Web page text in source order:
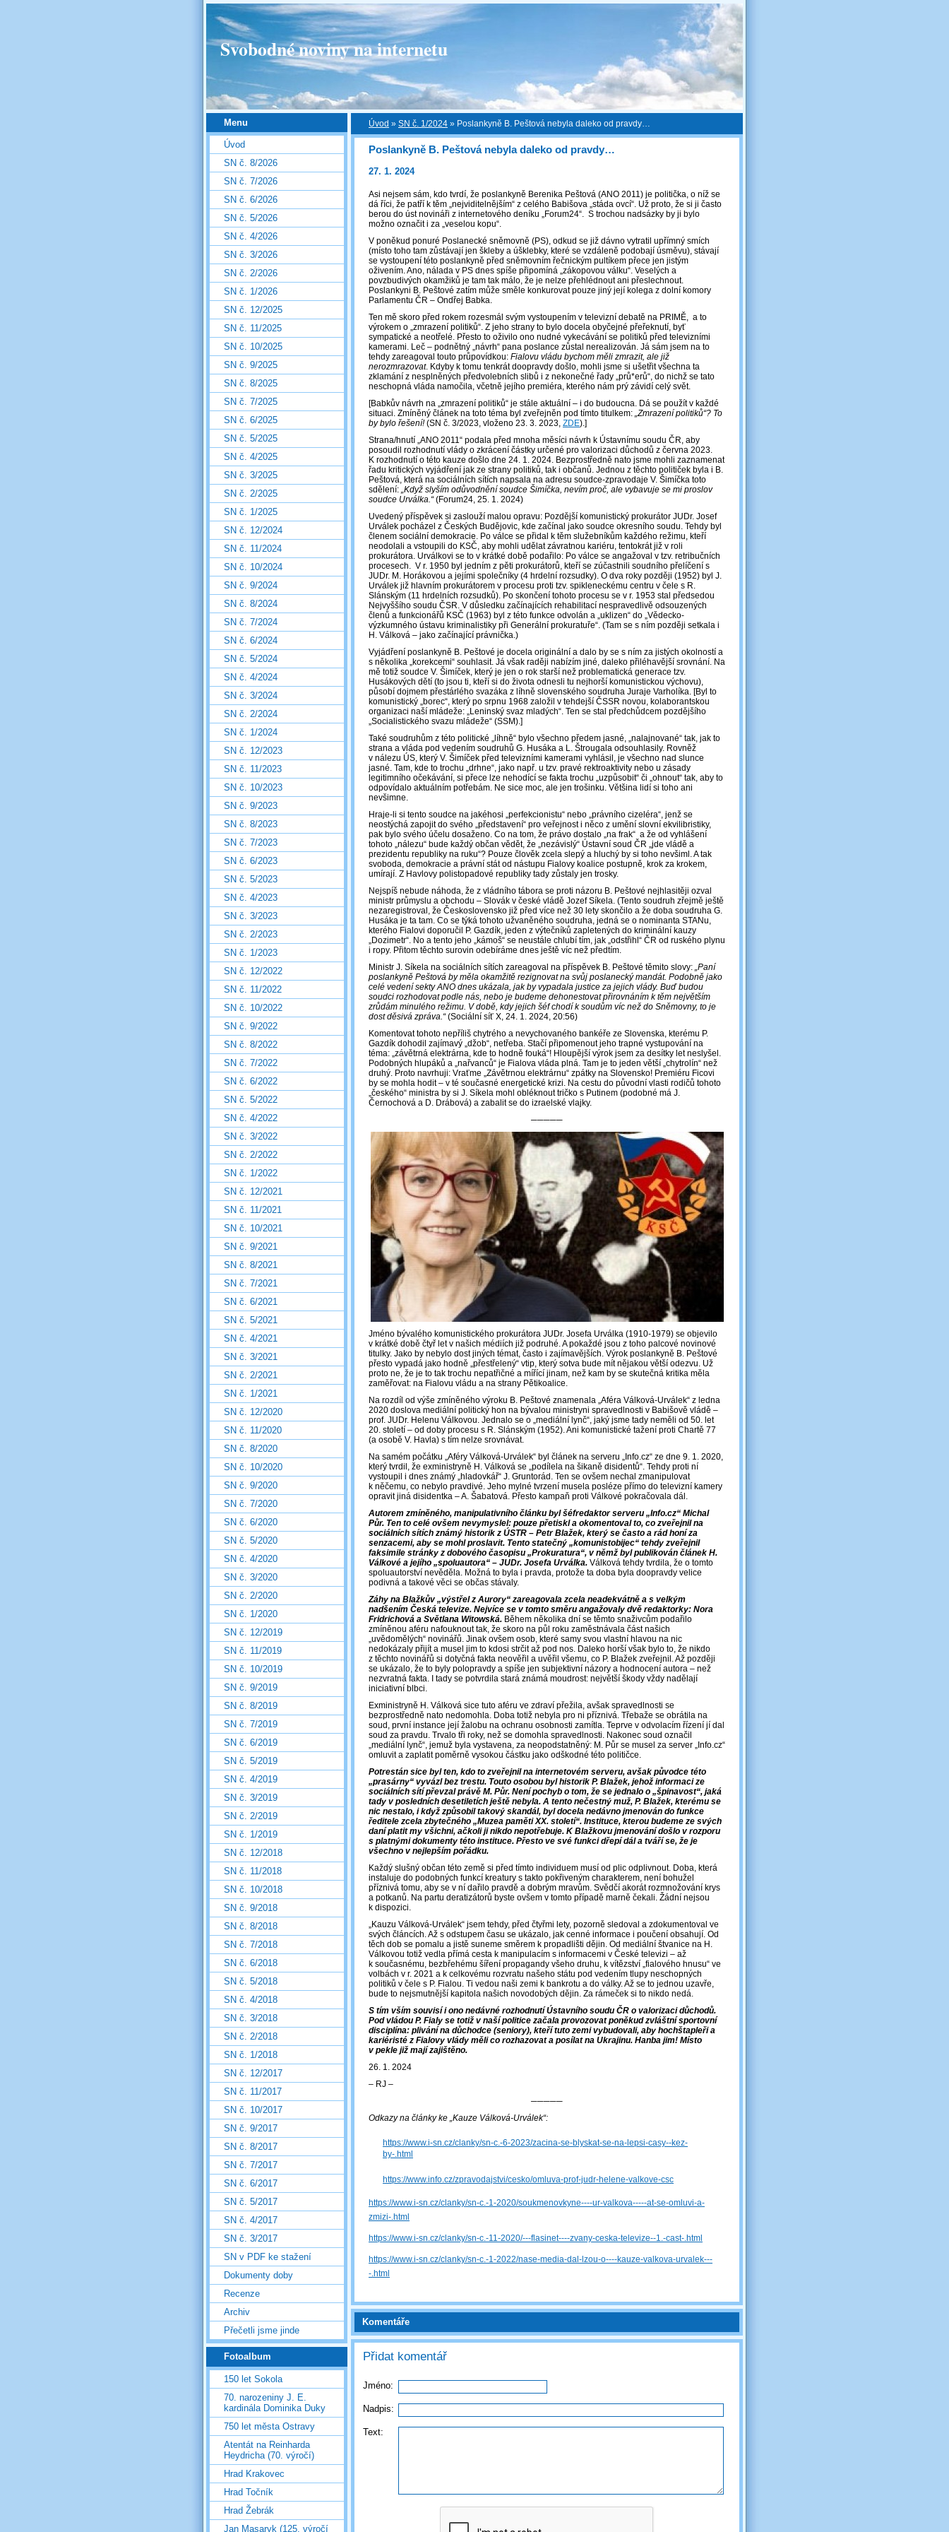
Svobodné noviny na internetu
Úvod » SN č. 1/2024 » Poslankyně B. Peštová nebyla daleko od pravdy…
Poslankyně B. Peštová nebyla daleko od pravdy…
27. 1. 2024
Asi nejsem sám, kdo tvrdí, že poslankyně Berenika Peštová (ANO 2011) je politička, o níž se
dá říci, že patří k těm „nejviditelnějším“ z celého Babišova „stáda ovcí“. Už proto, že si ji často
berou do úst novináři z internetového deníku „Forum24“. S trochou nadsázky by ji bylo
možno označit i za „veselou kopu“.
V poněkud ponuré Poslanecké sněmovně (PS), odkud se již dávno vytratil upřímný smích
(místo toho tam zůstávají jen škleby a úšklebky, které se vzdáleně podobají úsměvu), stávají
se vystoupení této poslankyně před sněmovním řečnickým pultíkem přece jen jistým
oživením. Ano, nálada v PS dnes spíše připomíná „zákopovou válku“. Veselých a
povzbudivých okamžiků je tam tak málo, že je nelze přehlédnout ani přeslechnout.
Poslankyni B. Peštové zatím může směle konkurovat pouze jiný její kolega z dolní komory
Parlamentu ČR – Ondřej Babka.
Ten mě skoro před rokem rozesmál svým vystoupením v televizní debatě na PRIMĚ, a to
výrokem o „zmrazení politiků“. Z jeho strany to bylo docela obyčejné přeřeknutí, byť
sympatické a neotřelé. Přesto to oživilo ono nudné vykecávání se politiků před televizními
kamerami. Leč – podnětný „návrh“ pana poslance zůstal nerealizován. Já sám jsem na to
tehdy zareagoval touto průpovídkou: Fialovu vládu bychom měli zmrazit, ale již
nerozmrazovat. Kdyby k tomu tenkrát doopravdy došlo, mohli jsme si ušetřit všechna ta
zklamání z nesplněných předvolebních slibů i z nekonečné řady „prů*erů“, do nichž se tato
neschopná vláda namočila, včetně jejího premiéra, kterého nám prý závidí celý svět.
[Babkův návrh na „zmrazení politiků“ je stále aktuální – i do budoucna. Dá se použít v každé
situaci. Zmíněný článek na toto téma byl zveřejněn pod tímto titulkem: „Zmrazení politiků“? To
by bylo řešení!(SN č. 3/2023, vloženo 23. 3. 2023, ZDE).]
Strana/hnutí „ANO 2011“ podala před mnoha měsíci návrh k Ústavnímu soudu ČR, aby
posoudil rozhodnutí vlády o zkrácení částky určené pro valorizaci důchodů z června 2023.
K rozhodnutí o této kauze došlo dne 24. 1. 2024. Bezprostředně nato jsme mohli zaznamenat
řadu kritických vyjádření jak ze strany politiků, tak i občanů. Jednou z těchto političek byla i B.
Peštová, která na sociálních sítích napsala na adresu soudce-zpravodaje V. Šimíčka toto
sdělení: „Když slyším odůvodnění soudce Šimíčka, nevím proč, ale vybavuje se mi proslov
soudce Urválka.“(Forum24, 25. 1. 2024)
Uvedený příspěvek si zaslouží malou opravu: Pozdější komunistický prokurátor JUDr. Josef
Urválek pocházel z Českých Budějovic, kde začínal jako soudce okresního soudu. Tehdy byl
členem sociální demokracie. Po válce se přidal k těm služebníkům každého režimu, kteří
neodolali a vstoupili do KSČ, aby mohli udělat závratnou kariéru, tentokrát již v roli
prokurátora. Urválkovi se to v krátké době podařilo: Po válce se angažoval v tzv. retribučních
procesech. V r. 1950 byl jedním z pěti prokurátorů, kteří se zúčastnili soudního přelíčení s
JUDr. M. Horákovou a jejími společníky (4 hrdelní rozsudky). O dva roky později (1952) byl J.
Urválek již hlavním prokurátorem v procesu proti tzv. spikleneckému centru v čele s R.
Slánským (11 hrdelních rozsudků). Po skončení tohoto procesu se v r. 1953 stal předsedou
Nejvyššího soudu ČSR. V důsledku začínajících rehabilitací nespravedlivě odsouzených
členů a funkcionářů KSČ (1963) byl z této funkce odvolán a „uklizen“ do „Vědecko-
výzkumného ústavu kriminalistiky při Generální prokuratuře“. (Tam se s ním později setkala i
H. Válková – jako začínající právnička.)
Vyjádření poslankyně B. Peštové je docela originální a dalo by se s ním za jistých okolností a
s několika „korekcemi“ souhlasit. Já však raději nabízím jiné, daleko přiléhavější srovnání. Na
mě totiž soudce V. Šimíček, který je jen o rok starší než problematická generace tzv.
Husákových dětí (to jsou ti, kteří si do života odnesli tu nejhorší komunistickou výchovu),
působí dojmem přestárlého svazáka z líhně slovenského soudruha Juraje Varholíka. [Byl to
komunistický „borec“, který po srpnu 1968 založil v tehdejší ČSSR novou, kolaborantskou
organizaci naší mládeže: „Leninský svaz mladých“. Ten se stal předchůdcem pozdějšího
„Socialistického svazu mládeže“ (SSM).]
Také soudruhům z této politické „líhně“ bylo všechno předem jasné, „nalajnované“ tak, jak to
strana a vláda pod vedením soudruhů G. Husáka a L. Štrougala odsouhlasily. Rovněž
v nálezu ÚS, který V. Šimíček před televizními kamerami vyhlásil, je všechno nad slunce
jasné. Tam, kde to trochu „drhne“, jako např. u tzv. pravé rektroaktivity nebo u zásady
legitimního očekávání, si přece lze nehodící se fakta trochu „uzpůsobit“ či „ohnout“ tak, aby to
odpovídalo aktuálním potřebám. Ne sice moc, ale jen trošinku. Většina lidí si toho ani
nevšimne.
Hraje-li si tento soudce na jakéhosi „perfekcionistu“ nebo „právního cizeléra“, jenž se
neostýchá zapojit do svého „představení“ pro veřejnost i něco z umění slovní ekvilibristiky,
pak bylo svého účelu dosaženo. Co na tom, že právo dostalo „na frak“ a že od vyhlášení
tohoto „nálezu“ bude každý občan vědět, že „nezávislý“ Ústavní soud ČR „jde vládě a
prezidentu republiky na ruku“? Pouze člověk zcela slepý a hluchý by si toho nevšiml. A tak
svoboda, demokracie a právní stát od nástupu Fialovy koalice postupně, krok za krokem,
umírají. Z Havlovy polistopadové republiky tady zůstaly jen trosky.
Nejspíš nebude náhoda, že z vládního tábora se proti názoru B. Peštové nejhlasitěji ozval
ministr průmyslu a obchodu – Slovák v české vládě Jozef Síkela. (Tento soudruh zřejmě ještě
nezaregistroval, že Československo již před více než 30 lety skončilo a že doba soudruha G.
Husáka je ta tam. Co se týká tohoto užvaněného soudruha, jedná se o nominanta STANu,
kterého Fialovi doporučil P. Gazdík, jeden z výtečníků zapletených do kriminální kauzy
„Dozimetr“. No a tento jeho „kámoš“ se neustále chlubí tím, jak „odstřihl“ ČR od ruského plynu
i ropy. Přitom těchto surovin odebíráme dnes ještě víc než předtím.
Ministr J. Síkela na sociálních sítích zareagoval na příspěvek B. Peštové těmito slovy: „Paní
poslankyně Peštová by měla okamžitě rezignovat na svůj poslanecký mandát. Podobně jako
celé vedení sekty ANO dnes ukázala, jak by vypadala justice za jejich vlády. Buď budou
soudci rozhodovat podle nás, nebo je budeme dehonestovat přirovnáním k těm největším
zrůdám minulého režimu. V době, kdy jejich šéf chodí k soudům víc než do Sněmovny, to je
dost děsivá zpráva.“(Sociální síť X, 24. 1. 2024, 20:56)
Komentovat tohoto nepříliš chytrého a nevychovaného bankéře ze Slovenska, kterému P.
Gazdík dohodil zajímavý „džob“, netřeba. Stačí připomenout jeho trapné vystupování na
téma: „závětrná elektrárna, kde to hodně fouká“! Hloupější výrok jsem za desítky let neslyšel.
Podobných hlupáků a „nařvanců“ je Fialova vláda plná. Tam je to jeden větší „chytrolín“ než
druhý. Proto navrhuji: Vraťme „Závětrnou elektrárnu“ zpátky na Slovensko! Premiéru Ficovi
by se mohla hodit – v té současné energetické krizi. Na cestu do původní vlasti rodičů tohoto
„českého“ ministra by si J. Síkela mohl obléknout tričko s Putinem (podobné má J.
Černochová a D. Drábová) a zabalit se do izraelské vlajky.
─────
Jméno bývalého komunistického prokurátora JUDr. Josefa Urválka (1910-1979) se objevilo
v krátké době čtyř let v našich médiích již podruhé. A pokaždé jsou z toho palcové novinové
titulky. Jako by nebylo dost jiných témat, často i zajímavějších. Výrok poslankyně B. Peštové
přesto vypadá jako hodně „přestřelený“ vtip, který sotva bude mít nějakou větší odezvu. Už
proto ne, že je to tak trochu nepatřičné a mířící jinam, než kam by se skutečná kritika měla
zaměřovat: na Fialovu vládu a na strany Pětikoalice.
Na rozdíl od výše zmíněného výroku B. Peštové znamenala „Aféra Válková-Urválek“ z ledna
2020 doslova mediální politický hon na bývalou ministryni spravedlnosti v Babišově vládě –
prof. JUDr. Helenu Válkovou. Jednalo se o „mediální lynč“, jaký jsme tady neměli od 50. let
20. století – od doby procesu s R. Slánským (1952). Ani komunistické tažení proti Chartě 77
(a osobě V. Havla) s tím nelze srovnávat.
Na samém počátku „Aféry Válková-Urválek“ byl článek na serveru „Info.cz“ ze dne 9. 1. 2020,
který tvrdil, že exministryně H. Válková se „podílela na šikaně disidentů“. Tehdy proti ní
vystoupil i dnes známý „hladovkář“ J. Gruntorád. Ten se ovšem nechal zmanipulovat
k něčemu, co nebylo pravdivé. Jeho mylné tvrzení musela posléze přímo do televizní kamery
opravit jiná disidentka – A. Šabatová. Přesto kampaň proti Válkové pokračovala dál.
Autorem zmíněného, manipulativního článku byl šéfredaktor serveru „Info.cz“ Michal
Půr. Ten to celé ovšem nevymyslel: pouze přetiskl a okomentoval to, co zveřejnil na
sociálních sítích známý historik z ÚSTR – Petr Blažek, který se často a rád honí za
senzacemi, aby se mohl proslavit. Tento statečný „komunistobijec“ tehdy zveřejnil
faksimile stránky z dobového časopisu „Prokuratura“, v němž byl publikován článek H.
Válkové a jejího „spoluautora“ – JUDr. Josefa Urválka. Válková tehdy tvrdila, že o tomto
spoluautorství nevěděla. Možná to byla i pravda, protože ta doba byla doopravdy velice
podivná a takové věci se občas stávaly.
Záhy na Blažkův „výstřel z Aurory“ zareagovala zcela neadekvátně a s velkým
nadšením Česká televize. Nejvíce se v tomto směru angažovaly dvě redaktorky: Nora
Fridrichová a Světlana Witowská. Během několika dní se těmto snaživcům podařilo
zmíněnou aféru nafouknout tak, že skoro na půl roku zaměstnávala část našich
„uvědomělých“ novinářů. Jinak ovšem osob, které samy svou vlastní hlavou na nic
nedokázaly přijít a musel jim to kdosi strčit až pod nos. Daleko horší však bylo to, že nikdo
z těchto novinářů si dotyčná fakta neověřil a uvěřil všemu, co P. Blažek zveřejnil. Až později
se ukázalo, že to byly polopravdy a spíše jen subjektivní názory a hodnocení autora – než
nezvratná fakta. I tady se potvrdila stará známá moudrost: největší škody vždy nadělají
iniciativní blbci.
Exministryně H. Válková sice tuto aféru ve zdraví přežila, avšak spravedlnosti se
bezprostředně nato nedomohla. Doba totiž nebyla pro ni příznivá. Třebaže se obrátila na
soud, první instance její žalobu na ochranu osobnosti zamítla. Teprve v odvolacím řízení jí dal
soud za pravdu. Trvalo tři roky, než se domohla spravedlnosti. Nakonec soud označil
„mediální lynč“, jemuž byla vystavena, za neopodstatněný: M. Půr se musel za server „Info.cz“
omluvit a zaplatit poměrně vysokou částku jako odškodné této političce.
Potrestán sice byl ten, kdo to zveřejnil na internetovém serveru, avšak původce této
„prasárny“ vyvázl bez trestu. Touto osobou byl historik P. Blažek, jehož informaci ze
sociálních sítí převzal právě M. Půr. Není pochyb o tom, že se jednalo o „špinavost“, jaká
tady v posledních desetiletích ještě nebyla. A tento nečestný muž, P. Blažek, kterému se
nic nestalo, i když způsobil takový skandál, byl docela nedávno jmenován do funkce
ředitele zcela zbytečného „Muzea paměti XX. století“. Instituce, kterou budeme ze svých
daní platit my všichni, ačkoli ji nikdo nepotřebuje. K Blažkovu jmenování došlo v rozporu
s platnými dokumenty této instituce. Přesto ve své funkci dřepí dál a tváří se, že je
všechno v nejlepším pořádku.
Každý slušný občan této země si před tímto individuem musí od plic odplivnout. Doba, která
instaluje do podobných funkcí kreatury s takto pokřiveným charakterem, není bohužel
příznivá tomu, aby se v ní dařilo pravdě a dobrým mravům. Svědčí akorát rozmnožování krys
a potkanů. Na partu deratizátorů byste ovšem v tomto případě marně čekali. Žádní nejsou
k dispozici.
„Kauzu Válková-Urválek“ jsem tehdy, před čtyřmi lety, pozorně sledoval a zdokumentoval ve
svých článcích. Až s odstupem času se ukázalo, jak cenné informace i poučení obsahují. Od
těch dob se pomalu a jistě suneme směrem k propadlišti dějin. Od mediální štvanice na H.
Válkovou totiž vedla přímá cesta k manipulacím s informacemi v České televizi – až
k současnému, bezbřehému šíření propagandy všeho druhu, k vítězství „fialového hnusu“ ve
volbách v r. 2021 a k celkovému rozvratu našeho státu pod vedením tlupy neschopných
politiků v čele s P. Fialou. Ti vedou naši zemi k bankrotu a do války. Až se to jednou uzavře,
bude to nejsmutnější kapitola našich novodobých dějin. Za rámeček si to nikdo nedá.
S tím vším souvisí i ono nedávné rozhodnutí Ústavního soudu ČR o valorizaci důchodů.
Pod vládou P. Fialy se totiž v naší politice začala provozovat poněkud zvláštní sportovní
disciplína: plivání na důchodce (seniory), kteří tuto zemi vybudovali, aby hochštapleři a
kariéristé z Fialovy vlády měli co rozhazovat a posílat na Ukrajinu. Hanba jim! Místo
v pekle již mají zajištěno.
26. 1. 2024
‒ RJ ‒
─────
Odkazy na články ke „Kauze Válková-Urválek“:
https://www.i-sn.cz/clanky/sn-c.-6-2023/zacina-se-blyskat-se-na-lepsi-casy--kez-
by-.html
https://www.info.cz/zpravodajstvi/cesko/omluva-prof-judr-helene-valkove-csc
https://www.i-sn.cz/clanky/sn-c.-1-2020/soukmenovkyne----ur-valkova-----at-se-omluvi-a-
zmizi-.html
https://www.i-sn.cz/clanky/sn-c.-11-2020/---flasinet----zvany-ceska-televize--1.-cast-.html
https://www.i-sn.cz/clanky/sn-c.-1-2022/nase-media-dal-lzou-o----kauze-valkova-urvalek---
-.html
Komentáře
Přidat komentář
Jméno:
Nadpis:
Text:
Menu
Úvod
SN č. 8/2026
SN č. 7/2026
SN č. 6/2026
SN č. 5/2026
SN č. 4/2026
SN č. 3/2026
SN č. 2/2026
SN č. 1/2026
SN č. 12/2025
SN č. 11/2025
SN č. 10/2025
SN č. 9/2025
SN č. 8/2025
SN č. 7/2025
SN č. 6/2025
SN č. 5/2025
SN č. 4/2025
SN č. 3/2025
SN č. 2/2025
SN č. 1/2025
SN č. 12/2024
SN č. 11/2024
SN č. 10/2024
SN č. 9/2024
SN č. 8/2024
SN č. 7/2024
SN č. 6/2024
SN č. 5/2024
SN č. 4/2024
SN č. 3/2024
SN č. 2/2024
SN č. 1/2024
SN č. 12/2023
SN č. 11/2023
SN č. 10/2023
SN č. 9/2023
SN č. 8/2023
SN č. 7/2023
SN č. 6/2023
SN č. 5/2023
SN č. 4/2023
SN č. 3/2023
SN č. 2/2023
SN č. 1/2023
SN č. 12/2022
SN č. 11/2022
SN č. 10/2022
SN č. 9/2022
SN č. 8/2022
SN č. 7/2022
SN č. 6/2022
SN č. 5/2022
SN č. 4/2022
SN č. 3/2022
SN č. 2/2022
SN č. 1/2022
SN č. 12/2021
SN č. 11/2021
SN č. 10/2021
SN č. 9/2021
SN č. 8/2021
SN č. 7/2021
SN č. 6/2021
SN č. 5/2021
SN č. 4/2021
SN č. 3/2021
SN č. 2/2021
SN č. 1/2021
SN č. 12/2020
SN č. 11/2020
SN č. 8/2020
SN č. 10/2020
SN č. 9/2020
SN č. 7/2020
SN č. 6/2020
SN č. 5/2020
SN č. 4/2020
SN č. 3/2020
SN č. 2/2020
SN č. 1/2020
SN č. 12/2019
SN č. 11/2019
SN č. 10/2019
SN č. 9/2019
SN č. 8/2019
SN č. 7/2019
SN č. 6/2019
SN č. 5/2019
SN č. 4/2019
SN č. 3/2019
SN č. 2/2019
SN č. 1/2019
SN č. 12/2018
SN č. 11/2018
SN č. 10/2018
SN č. 9/2018
SN č. 8/2018
SN č. 7/2018
SN č. 6/2018
SN č. 5/2018
SN č. 4/2018
SN č. 3/2018
SN č. 2/2018
SN č. 1/2018
SN č. 12/2017
SN č. 11/2017
SN č. 10/2017
SN č. 9/2017
SN č. 8/2017
SN č. 7/2017
SN č. 6/2017
SN č. 5/2017
SN č. 4/2017
SN č. 3/2017
SN v PDF ke stažení
Dokumenty doby
Recenze
Archiv
Přečetli jsme jinde
Fotoalbum
150 let Sokola
70. narozeniny J. E.
kardinála Dominika Duky
750 let města Ostravy
Atentát na Reinharda
Heydricha (70. výročí)
Hrad Krakovec
Hrad Točník
Hrad Žebrák
Jan Masaryk (125. výročí